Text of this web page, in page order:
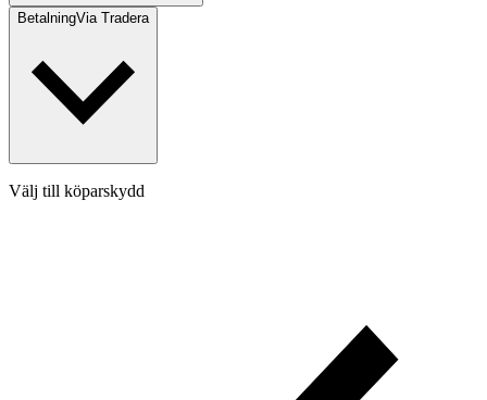
BetalningVia Tradera
Välj till köparskydd